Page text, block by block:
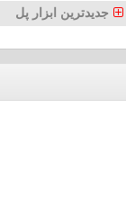
جدیدترین ابزار پل